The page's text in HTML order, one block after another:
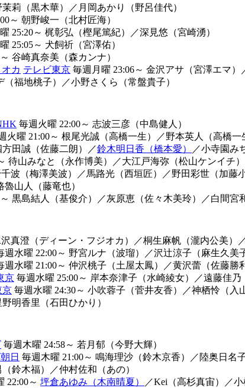
莉（黒木華） ／ 月岡あかり（野呂佳代）
～ 朝野峻一（北村匠海）
25:20～ 梶彰弘（樫尾篤紀） ／深見悠（宮崎湧）
25:05～ 犬飼祈（宮澤佑）
谷崎真奈美（森カンナ）
カ テレビ東京 毎週月曜 23:06～ 金沢アサ（宮澤エマ）
（福地桃子） ／小野さくら（常盤貴子）
毎週火曜 22:00～ 志波三彦（中島健人）
火曜 21:00～ 根尾光誠（高橋一生） ／野本英人（高橋一
方田誠（佐藤二朗） ／鈴木明日香（橋本愛） ／小寺園み
待山みなと（永作博美） ／大江戸海弥（松山ケンイチ）
波（梅澤美波） ／馬路光（西垣匠） ／野田彩世（加藤
魯山人（藤竜也）
黒島結人（基俊介） ／灰原恵（佐々木美玲） ／白間宮
真澄（ディーン・フジオカ） ／桐生麻帆（瀧内公美）
週水曜 22:00～ 野宮ルナ（波瑠） ／沢辻涼子（麻生久美
週水曜 21:00～ 仲沢桃子（土屋太鳳） ／黄沢蕾（佐藤勝
京 毎週水曜 25:00～ 岸本奈津子（水崎綾女） ／遠藤佳乃
京 毎週水曜 24:30～ ⼩吹蓉⼦（菅井友香） ／神栖怜（入
野明香里（石田ひかり）
毎週木曜 24:58～ 若月郁（今野大輝）
日 毎週木曜 21:00～ 鳴海理沙（鈴木京香） ／ 陸奥日名
鈴木福） ／仲村佐和（あの）
22:00～ 坪倉あゆみ（木南晴夏） ／Kei（高杉真宙） ／小